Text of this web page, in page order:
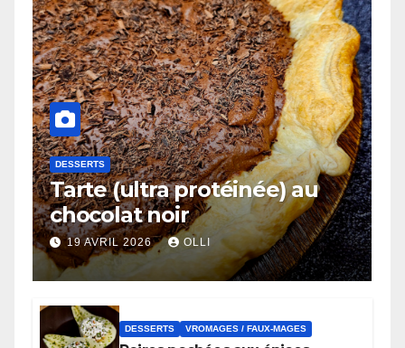
DESSERTS
Tarte (ultra protéinée) au
chocolat noir
19 AVRIL 2026 OLLI
DESSERTS VROMAGES / FAUX-MAGES